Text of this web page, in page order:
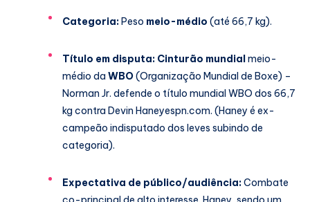
Categoria:Peso meio-médio (até 66,7 kg).
Título em disputa: Cinturão mundialmeio-
médio da WBO(Organização Mundial de Boxe) –
Norman Jr. defende o título mundial WBO dos 66,7
kg contra Devin Haneyespn.com. (Haney é ex-
campeão indisputado dos leves subindo de
categoria).
Expectativa de público/audiência:Combate